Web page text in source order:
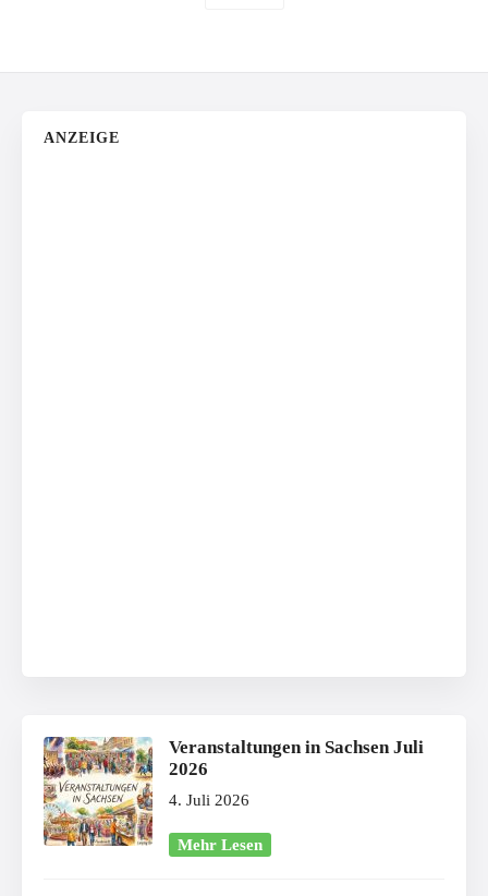
ANZEIGE
Veranstaltungen in Sachsen Juli
2026
4. Juli 2026
Mehr Lesen